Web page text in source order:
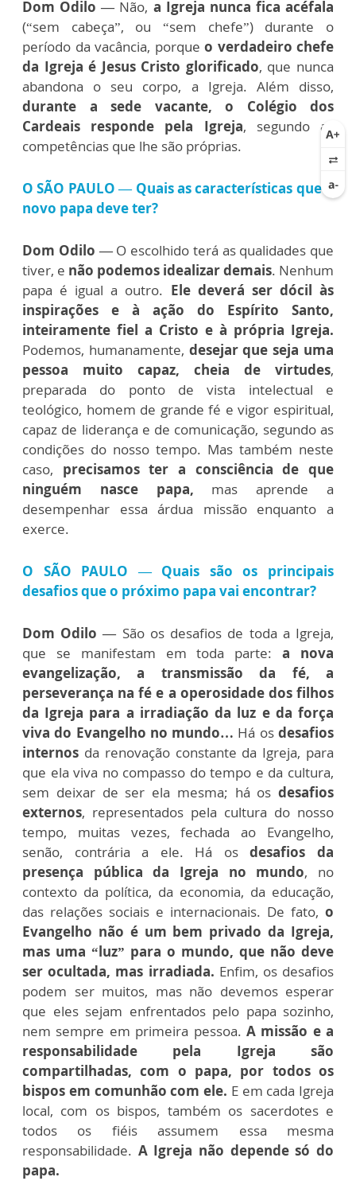
Dom Odilo — Não, a Igreja nunca fica acéfala
(“sem cabeça”, ou “sem chefe”) durante o
período da vacância, porque o verdadeiro chefe
da Igreja é Jesus Cristo glorificado, que nunca
abandona o seu corpo, a Igreja. Além disso,
durante a sede vacante, o Colégio dos
Cardeais responde pela Igreja, segundo as
competências que lhe são próprias.
O SÃO PAULO — Quais as características que o
novo papa deve ter?
Dom Odilo — O escolhido terá as qualidades que
tiver, e não podemos idealizar demais. Nenhum
papa é igual a outro. Ele deverá ser dócil às
inspirações e à ação do Espírito Santo,
inteiramente fiel a Cristo e à própria Igreja.
Podemos, humanamente, desejar que seja uma
pessoa muito capaz, cheia de virtudes,
preparada do ponto de vista intelectual e
teológico, homem de grande fé e vigor espiritual,
capaz de liderança e de comunicação, segundo as
condições do nosso tempo. Mas também neste
caso, precisamos ter a consciência de que
ninguém nasce papa, mas aprende a
desempenhar essa árdua missão enquanto a
exerce.
O SÃO PAULO — Quais são os principais
desafios que o próximo papa vai encontrar?
Dom Odilo — São os desafios de toda a Igreja,
que se manifestam em toda parte:a nova
evangelização, a transmissão da fé, a
perseverança na fé e a operosidade dos filhos
da Igreja para a irradiação da luz e da força
viva do Evangelho no mundo… Há osdesafios
internos da renovação constante da Igreja, para
que ela viva no compasso do tempo e da cultura,
sem deixar de ser ela mesma; há os desafios
externos, representados pela cultura do nosso
tempo, muitas vezes, fechada ao Evangelho,
senão, contrária a ele. Há osdesafios da
presença pública da Igreja no mundo, no
contexto da política, da economia, da educação,
das relações sociais e internacionais. De fato, o
Evangelho não é um bem privado da Igreja,
mas uma “luz” para o mundo, que não deve
ser ocultada, mas irradiada. Enfim, os desafios
podem ser muitos, mas não devemos esperar
que eles sejam enfrentados pelo papa sozinho,
nem sempre em primeira pessoa. A missão e a
responsabilidade pela Igreja são
compartilhadas, com o papa, por todos os
bispos em comunhão com ele. E em cada Igreja
local, com os bispos, também os sacerdotes e
todos os fiéis assumem essa mesma
responsabilidade. A Igreja não depende só do
papa.